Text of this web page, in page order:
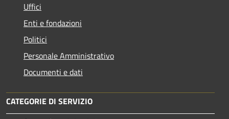
Uffici
Enti e fondazioni
Politici
Personale Amministrativo
Documenti e dati
CATEGORIE DI SERVIZIO